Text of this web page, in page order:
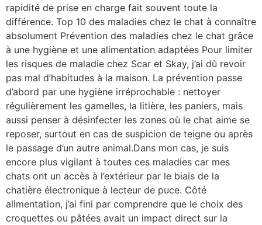
rapidité de prise en charge fait souvent toute la
différence. Top 10 des maladies chez le chat à connaître
absolument Prévention des maladies chez le chat grâce
à une hygiène et une alimentation adaptées Pour limiter
les risques de maladie chez Scar et Skay, j’ai dû revoir
pas mal d’habitudes à la maison. La prévention passe
d’abord par une hygiène irréprochable : nettoyer
régulièrement les gamelles, la litière, les paniers, mais
aussi penser à désinfecter les zones où le chat aime se
reposer, surtout en cas de suspicion de teigne ou après
le passage d’un autre animal.Dans mon cas, je suis
encore plus vigilant à toutes ces maladies car mes
chats ont un accès à l’extérieur par le biais de la
chatière électronique à lecteur de puce. Côté
alimentation, j’ai fini par comprendre que le choix des
croquettes ou pâtées avait un impact direct sur la